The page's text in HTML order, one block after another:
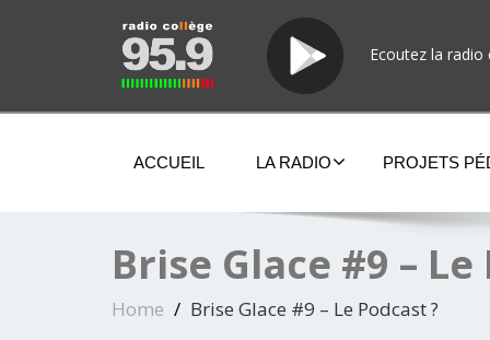
Ecoutez la radio
ACCUEIL LA RADIO PROJETS
Brise Glace #9 – Le
Home Brise Glace #9 – Le Podcast ?